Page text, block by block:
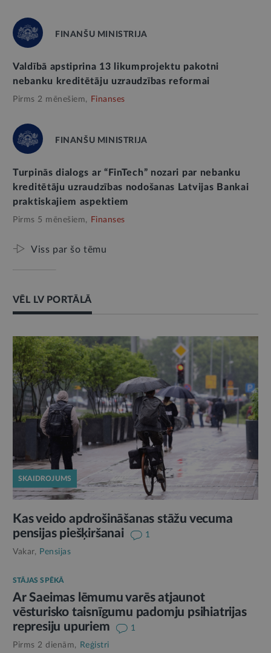
FINANŠU MINISTRIJA
Valdībā apstiprina 13 likumprojektu pakotni
nebanku kreditētāju uzraudzības reformai
Pirms 2 mēnešiem, Finanses
FINANŠU MINISTRIJA
Turpinās dialogs ar “FinTech” nozari par nebanku
kreditētāju uzraudzības nodošanas Latvijas Bankai
praktiskajiem aspektiem
Pirms 5 mēnešiem, Finanses
Viss par šo tēmu
VĒL LV PORTĀLĀ
SKAIDROJUMS
Kas veido apdrošināšanas stāžu vecuma
pensijas piešķiršanai
1
Vakar, Pensijas
STĀJAS SPĒKĀ
Ar Saeimas lēmumu varēs atjaunot
vēsturisko taisnīgumu padomju psihiatrijas
represiju upuriem
1
Pirms 2 dienām, Reģistri